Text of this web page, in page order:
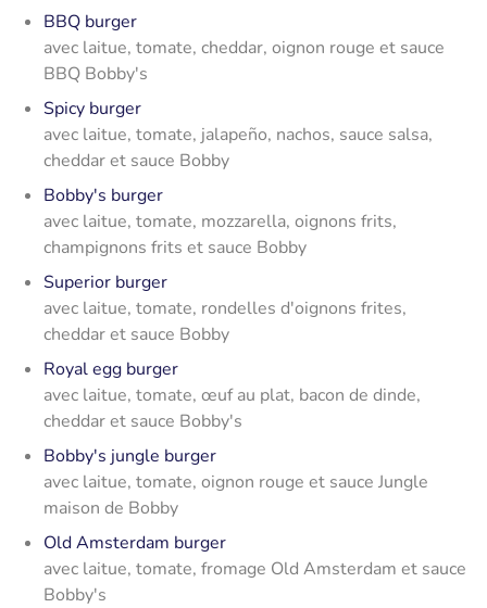
BBQ burger
avec laitue, tomate, cheddar, oignon rouge et sauce
BBQ Bobby's
Spicy burger
avec laitue, tomate, jalapeño, nachos, sauce salsa,
cheddar et sauce Bobby
Bobby's burger
avec laitue, tomate, mozzarella, oignons frits,
champignons frits et sauce Bobby
Superior burger
avec laitue, tomate, rondelles d'oignons frites,
cheddar et sauce Bobby
Royal egg burger
avec laitue, tomate, œuf au plat, bacon de dinde,
cheddar et sauce Bobby's
Bobby's jungle burger
avec laitue, tomate, oignon rouge et sauce Jungle
maison de Bobby
Old Amsterdam burger
avec laitue, tomate, fromage Old Amsterdam et sauce
Bobby's